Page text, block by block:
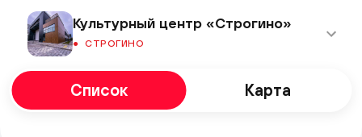
Культурный центр «Строгино»
СТРОГИНО
Центральный Детский Магазин
Список Карта